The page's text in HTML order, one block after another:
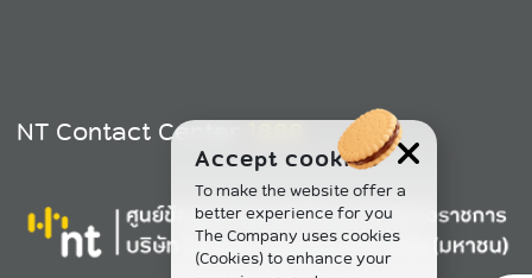
Accept cookies
To make the website offer a
better experience for you
The Company uses cookies
(Cookies) to enhance your
NT Contact Center1888